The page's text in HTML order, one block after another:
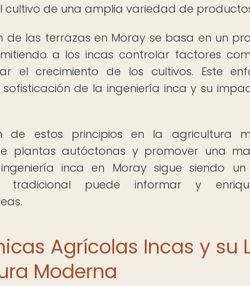
cultivo de una amplia variedad de
de las terrazas en Moray se basa en un
a los incas controlar factores
el crecimiento de los cultivos. Este
de la ingeniería inca y su
de estos principios en la agricultura
plantas autóctonas y promover una
inca en Moray sigue siendo
tradicional puede informar y
Agrícolas Incas y su
Moderna